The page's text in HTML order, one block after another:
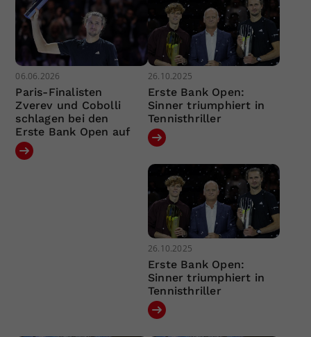
06.06.2026
Paris-Finalisten
Zverev und Cobolli
schlagen bei den
Erste Bank Open auf
26.10.2025
Erste Bank Open:
Sinner triumphiert in
Tennisthriller
26.10.2025
Erste Bank Open:
Sinner triumphiert in
Tennisthriller